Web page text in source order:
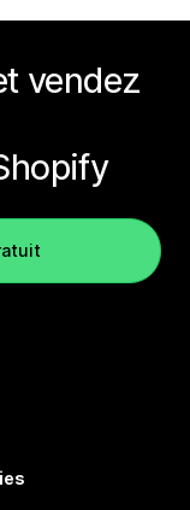
vendez